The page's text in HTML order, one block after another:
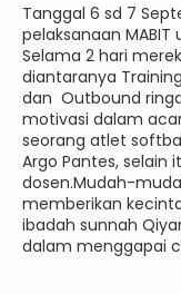
Tanggal 6 sd 7
pelaksanaan
Selama 2 hari
diantaranya
dan Outbound
motivasi dalam
seorang atlet
Argo Pantes, selain
dosen.Mudah-
memberikan
ibadah sunnah
dalam menggapai